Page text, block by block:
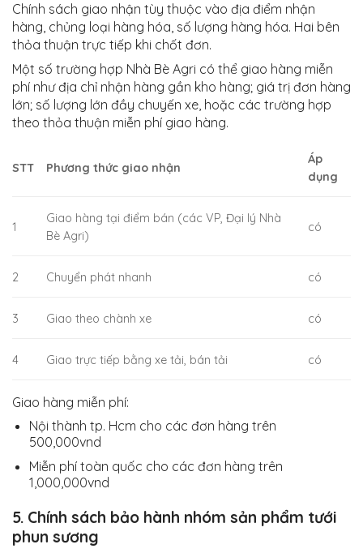
Chính sách giao nhận tùy thuộc vào địa điểm nhận
hàng, chủng loại hàng hóa, số lượng hàng hóa. Hai bên
thỏa thuận trực tiếp khi chốt đơn.
Một số trường hợp Nhà Bè Agri có thể giao hàng miễn
phí như địa chỉ nhận hàng gần kho hàng; giá trị đơn hàng
lớn; số lượng lớn đầy chuyến xe, hoặc các trường hợp
theo thỏa thuận miễn phí giao hàng.
STT Phương thức giao nhận
Áp
dụng
1
Giao hàng tại điểm bán (các VP, Đại lý Nhà
Bè Agri)
có
2 Chuyển phát nhanh có
3 Giao theo chành xe có
4 Giao trực tiếp bằng xe tải, bán tải có
Giao hàng miễn phí:
Nội thành tp. Hcm cho các đơn hàng trên
500,000vnd
Miễn phí toàn quốc cho các đơn hàng trên
1,000,000vnd
5. Chính sách bảo hành nhóm sản phẩm tưới
phun sương